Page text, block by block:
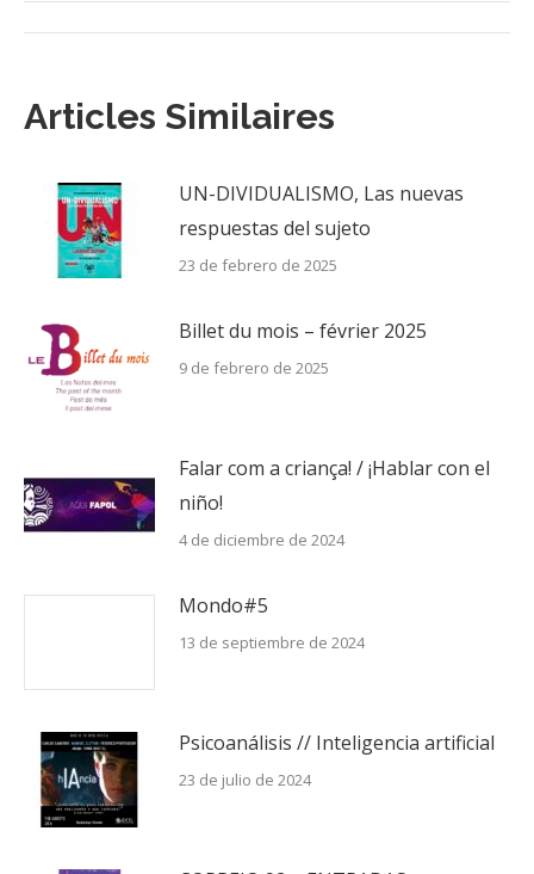
Navegación
entre
Articles Similaires
UN-DIVIDUALISMO, Las nuevas
respuestas del sujeto
23 de febrero de 2025
Billet du mois – février 2025
9 de febrero de 2025
Falar com a criança! / ¡Hablar con el
niño!
4 de diciembre de 2024
Mondo#5
13 de septiembre de 2024
Psicoanálisis // Inteligencia artificial
23 de julio de 2024